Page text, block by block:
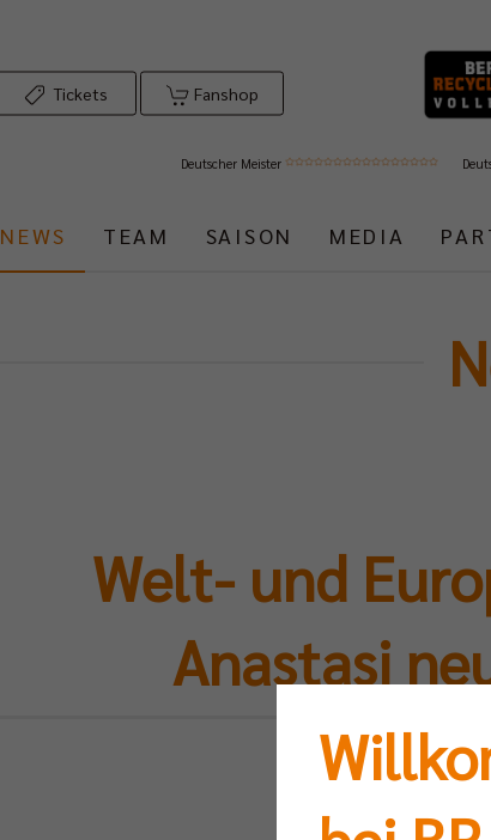
Tickets Fanshop
Deutscher Meister
NEWS TEAM SAISON MEDIA
Welt- und
Anastasi
Di